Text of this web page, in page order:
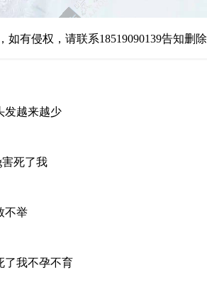
如有侵权，请联系18519090139告知删
发越来越少
害死了我
不举
了我不孕不育